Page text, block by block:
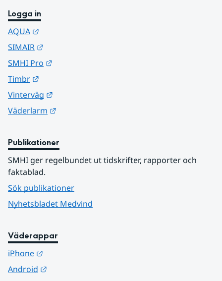
Logga in
AQUA
SIMAIR
SMHI Pro
Timbr
Vinterväg
Väderlarm
Publikationer
SMHI ger regelbundet ut tidskrifter, rapporter och
faktablad.
Sök publikationer
Nyhetsbladet Medvind
Väderappar
iPhone
Android